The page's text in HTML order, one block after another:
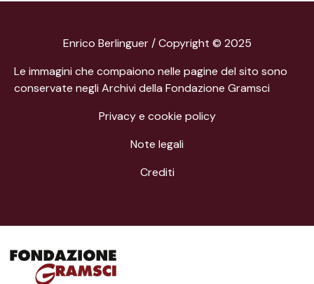
Enrico Berlinguer / Copyright © 2025
Le immagini che compaiono nelle pagine del sito sono
conservate negli Archivi della Fondazione Gramsci
Privacy e cookie policy
Note legali
Crediti